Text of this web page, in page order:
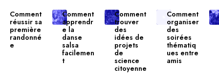
Comment
réussir sa
première
randonné
e
Comment
apprendr
e la
danse
salsa
facilemen
t
Comment
trouver
des
idées de
projets
de
science
citoyenne
Comment
organiser
des
soirées
thématiq
ues entre
amis